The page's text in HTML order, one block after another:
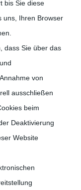
bis Sie diese
uns, Ihren Browser
dass Sie über das
von
ausschließen
beim
Deaktivierung
Website